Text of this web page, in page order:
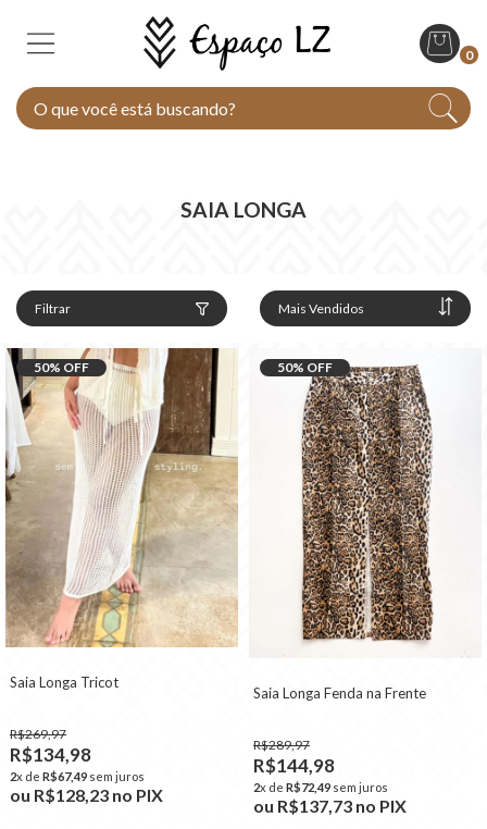
0
SAIA LONGA
Filtrar
50% OFF
Saia Longa Tricot
R$269,97
R$134,98
2x de R$67,49 sem juros
ou R$128,23 no PIX
50% OFF
Saia Longa Fenda na Frente
R$289,97
R$144,98
2x de R$72,49 sem juros
ou R$137,73 no PIX